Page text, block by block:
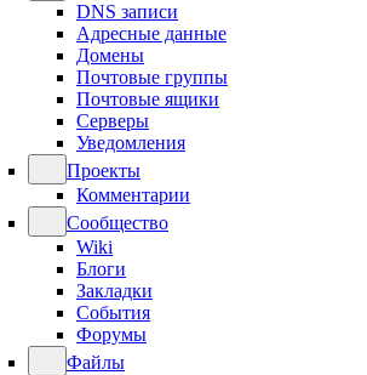
DNS записи
Адресные данные
Домены
Почтовые группы
Почтовые ящики
Серверы
Уведомления
Проекты
Комментарии
Сообщество
Wiki
Блоги
Закладки
События
Форумы
Файлы